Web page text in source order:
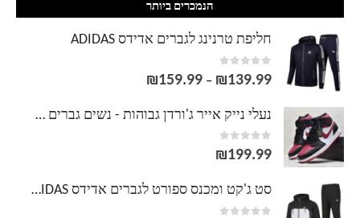
הנמכרים ביותר
חליפת טרנינג לגברים אדידס ADIDAS
0
out of 5
₪139.99
–
₪159.99
נעלי נייק אייר ג'ורדן גבוהות - נשים גברים NIKE AIR JORDAN
0
out of 5
₪199.99
סט ג'קט ומכנס ספורט לגברים אדידס ADIDAS